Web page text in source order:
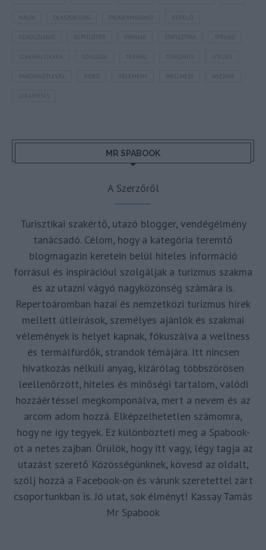
MÁLTA OLASZORSZÁG
REPÜLŐJÁRAT REPÜLŐTÉR STATISZTIKA STRAND
SZAKMAI CIKKEK SZÁLLODA TERMÁL TURIZMUS UTAZÁS
VAKCINAÚTLEVÉL WIZZAIR
ÚJRANYITÁS
MR SPABOOK
A Szerzőről
Turisztikai szakértő, utazó blogger, vendégélmény
tanácsadó. Célom, hogy a kategória teremtő
blogmagazin keretein belül hiteles információ
forrásul és inspirációul szolgáljak a turizmus szakma
és az utazni vágyó nagyközönség számára is.
Repertoáromban hazai és nemzetközi turizmus hírek
mellett útleírások, személyes ajánlók és szakmai
vélemények is helyet kapnak, fókuszálva a wellness
és termálfürdők, strandok témájára. Itt nincsen
hivatkozás nélküli anyag, kizárólag többszörösen
leellenőrzött, hiteles és minőségi tartalom, valódi
hozzáértéssel megkomponálva, mert a nevem és az
arcom adom hozzá. Elképzelhetetlen számomra,
hogy ne így tegyek. Ez különbözteti meg a Spabook-
ot a netes zajban. Örülök, hogy itt vagy, légy tagja az
utazást szerető Közösségünknek, kövesd az oldalt,
szólj hozzá a Facebook-on és várunk szeretettel zárt
csoportunkban is. Jó utat, sok élményt! Kassay Tamás
Mr Spabook